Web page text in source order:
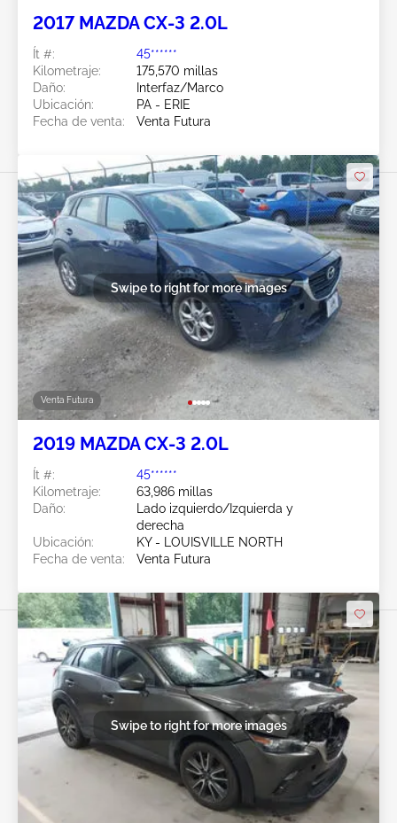
2017 MAZDA CX-3 2.0L
Ít #:
45******
Kilometraje:
175,570 millas
Daño:
Interfaz/Marco
Ubicación:
PA - ERIE
Fecha de venta:
Venta Futura
Venta Futura
Swipe to right for more images
2019 MAZDA CX-3 2.0L
Ít #:
45******
Kilometraje:
63,986 millas
Daño:
Lado izquierdo/Izquierda y
derecha
Ubicación:
KY - LOUISVILLE NORTH
Fecha de venta:
Venta Futura
Swipe to right for more images